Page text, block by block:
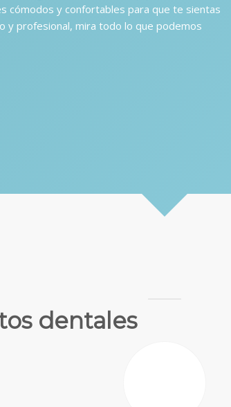
cómodos y confortables para que te sientas
y profesional, mira todo lo que podemos
dentales